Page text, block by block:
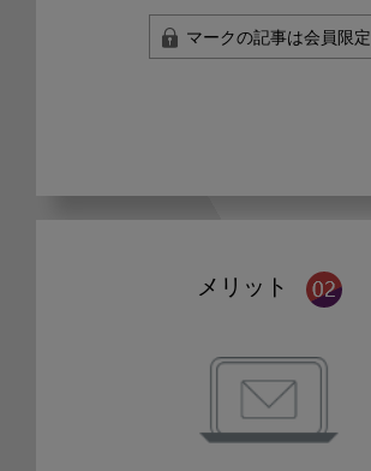
マークの記事は会員限定
メリット